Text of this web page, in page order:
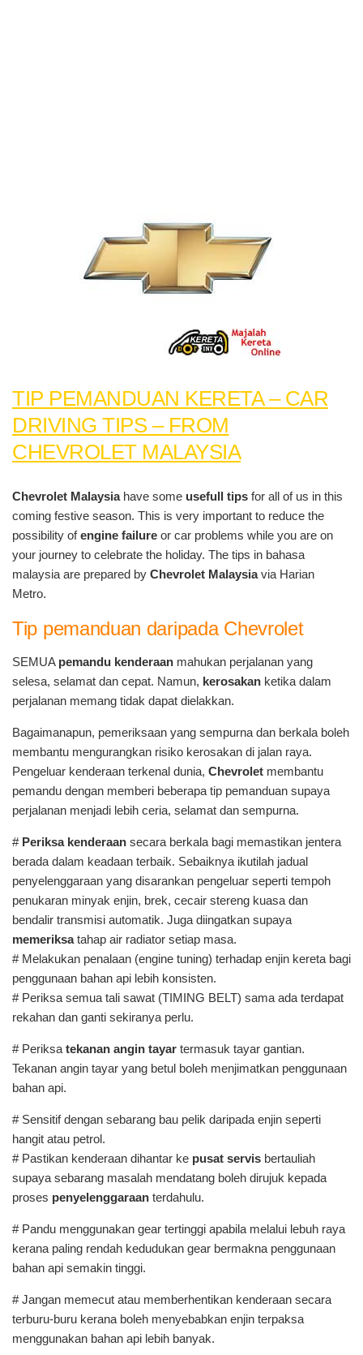
TIP PEMANDUAN KERETA – CAR
DRIVING TIPS – FROM
CHEVROLET MALAYSIA
Chevrolet Malaysiahave some usefull tips for all of us in this
coming festive season. This is very important to reduce the
possibility ofengine failure or car problems while you are on
your journey to celebrate the holiday. The tips in bahasa
malaysia are prepared by Chevrolet Malaysiavia Harian
Metro.
Tip pemanduan daripada Chevrolet
SEMUA pemandu kenderaan mahukan perjalanan yang
selesa, selamat dan cepat. Namun, kerosakan ketika dalam
perjalanan memang tidak dapat dielakkan.
Bagaimanapun, pemeriksaan yang sempurna dan berkala boleh
membantu mengurangkan risiko kerosakan di jalan raya.
Pengeluar kenderaan terkenal dunia, Chevrolet membantu
pemandu dengan memberi beberapa tip pemanduan supaya
perjalanan menjadi lebih ceria, selamat dan sempurna.
# Periksa kenderaan secara berkala bagi memastikan jentera
berada dalam keadaan terbaik. Sebaiknya ikutilah jadual
penyelenggaraan yang disarankan pengeluar seperti tempoh
penukaran minyak enjin, brek, cecair stereng kuasa dan
bendalir transmisi automatik. Juga diingatkan supaya
memeriksatahap air radiator setiap masa.
# Melakukan penalaan (engine tuning) terhadap enjin kereta bagi
penggunaan bahan api lebih konsisten.
# Periksa semua tali sawat (TIMING BELT) sama ada terdapat
rekahan dan ganti sekiranya perlu.
# Periksa tekanan angin tayar termasuk tayar gantian.
Tekanan angin tayar yang betul boleh menjimatkan penggunaan
bahan api.
# Sensitif dengan sebarang bau pelik daripada enjin seperti
hangit atau petrol.
# Pastikan kenderaan dihantar ke pusat servis bertauliah
supaya sebarang masalah mendatang boleh dirujuk kepada
proses penyelenggaraan terdahulu.
# Pandu menggunakan gear tertinggi apabila melalui lebuh raya
kerana paling rendah kedudukan gear bermakna penggunaan
bahan api semakin tinggi.
# Jangan memecut atau memberhentikan kenderaan secara
terburu-buru kerana boleh menyebabkan enjin terpaksa
menggunakan bahan api lebih banyak.